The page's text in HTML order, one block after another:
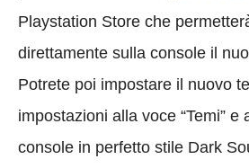
Playstation Store che
direttamente sulla console il
Potrete poi impostare il nuovo
impostazioni alla voce “Temi” e
console in perfetto stile Dark